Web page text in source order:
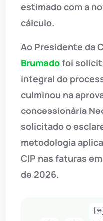
estimado com a
cálculo.
Ao Presidente da
Brumadofoi
integral do
culminou na
concessionária
solicitado o
metodologia
CIP nas faturas
de 2026.